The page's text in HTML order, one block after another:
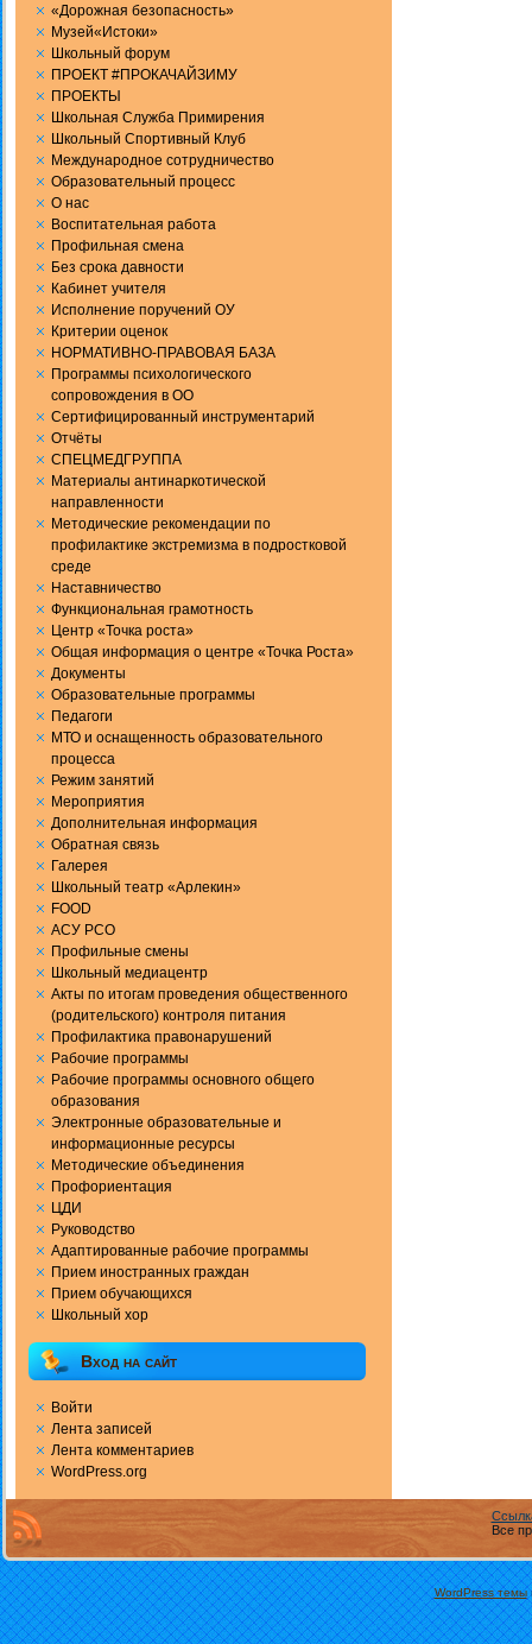
«Дорожная безопасность»
Музей«Истоки»
Школьный форум
ПРОЕКТ #ПРОКАЧАЙЗИМУ
ПРОЕКТЫ
Школьная Служба Примирения
Школьный Спортивный Клуб
Международное сотрудничество
Образовательный процесс
О нас
Воспитательная работа
Профильная смена
Без срока давности
Кабинет учителя
Исполнение поручений ОУ
Критерии оценок
НОРМАТИВНО-ПРАВОВАЯ БАЗА
Программы психологического
сопровождения в ОО
Сертифицированный инструментарий
Отчёты
СПЕЦМЕДГРУППА
Материалы антинаркотической
направленности
Методические рекомендации по
профилактике экстремизма в подростковой
среде
Наставничество
Функциональная грамотность
Центр «Точка роста»
Общая информация о центре «Точка Роста»
Документы
Образовательные программы
Педагоги
МТО и оснащенность образовательного
процесса
Режим занятий
Мероприятия
Дополнительная информация
Обратная связь
Галерея
Школьный театр «Арлекин»
FOOD
АСУ РСО
Профильные смены
Школьный медиацентр
Акты по итогам проведения общественного
(родительского) контроля питания
Профилактика правонарушений
Рабочие программы
Рабочие программы основного общего
образования
Электронные образовательные и
информационные ресурсы
Методические объединения
Профориентация
ЦДИ
Руководство
Адаптированные рабочие программы
Прием иностранных граждан
Прием обучающихся
Школьный хор
Вход на сайт
Войти
Лента записей
Лента комментариев
WordPress.org
Все
WordPress темы